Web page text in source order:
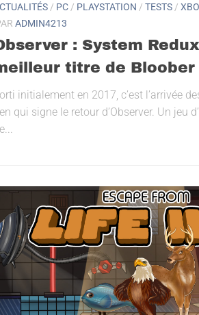
/ PC / PLAYSTATION / TESTS /
ADMIN4213
: System
titre de Bloober
initialement en 2017, c’est l’arrivée
qui signe le retour d’Observer. Un jeu